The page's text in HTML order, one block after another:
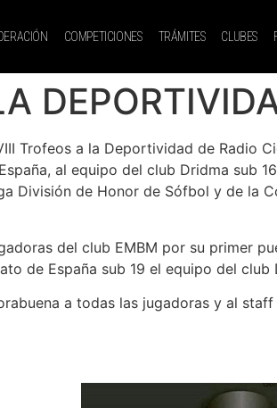
COMPETICIONES TRÁMITES CLUBES
Trofeos a la Deportividad de Radio
al equipo del club Dridma sub
División de Honor de Sófbol y de la
del club EMBM por su primer
de España sub 19 el equipo del
a todas las jugadoras y al